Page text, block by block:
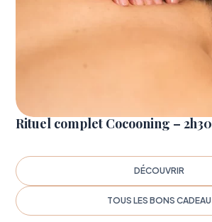
Rituel complet Cocooning – 2h30
DÉCOUVRIR
TOUS LES BONS CADEAU